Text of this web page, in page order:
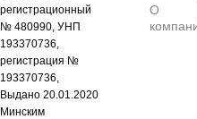
регистрационный
№ 480990, УНП
193370736,
регистрация №
193370736,
Выдано 20.01.2020
Минским
О